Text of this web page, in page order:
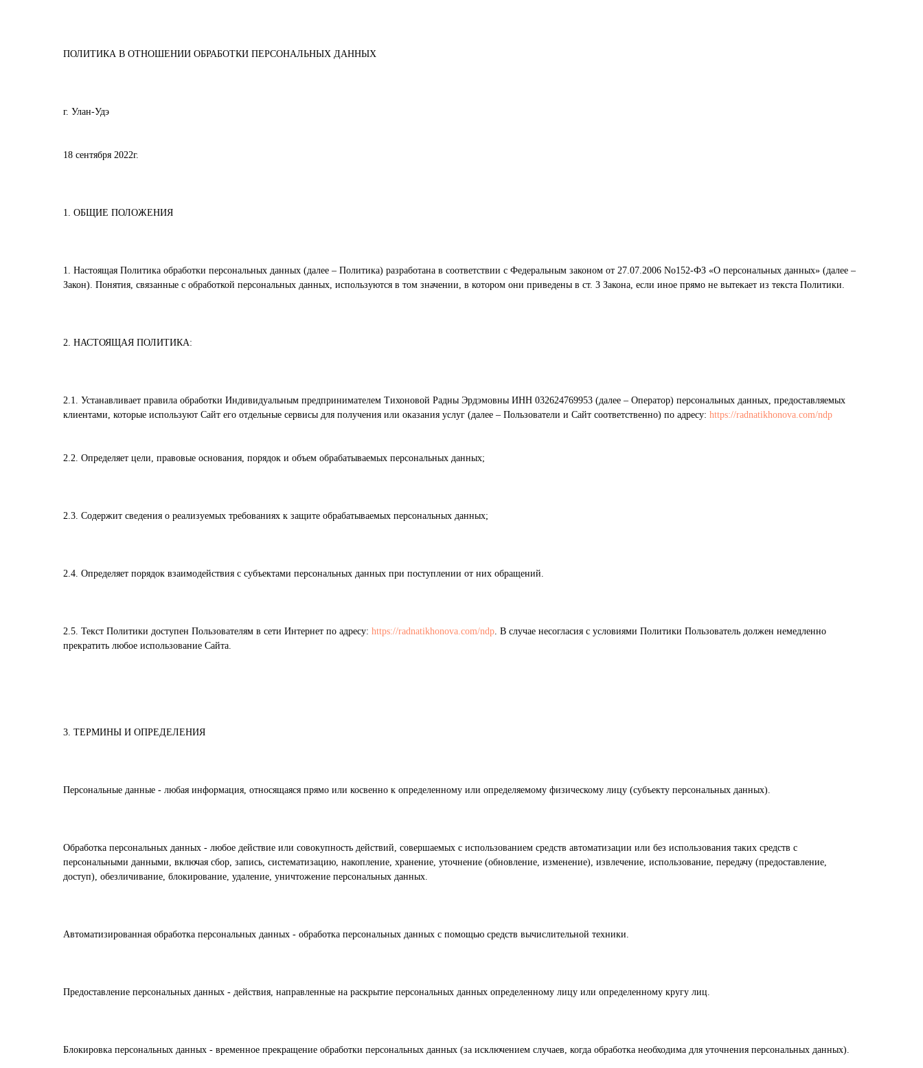
ПОЛИТИКА В ОТНОШЕНИИ ОБРАБОТКИ ПЕРСОНАЛЬНЫХ ДАННЫХ
г. Улан-Удэ
18 сентября 2022г.
1. ОБЩИЕ ПОЛОЖЕНИЯ
1. Настоящая Политика обработки персональных данных (далее – Политика) разработана в соответствии с Федеральным законом от 27.07.2006 No152-ФЗ «О персональных данных» (далее –
Закон). Понятия, связанные с обработкой персональных данных, используются в том значении, в котором они приведены в ст. 3 Закона, если иное прямо не вытекает из текста Политики.
2. НАСТОЯЩАЯ ПОЛИТИКА:
2.1. Устанавливает правила обработки Индивидуальным предпринимателем Тихоновой Радны Эрдэмовны ИНН 032624769953 (далее – Оператор) персональных данных, предоставляемых
клиентами, которые используют Сайт его отдельные сервисы для получения или оказания услуг (далее – Пользователи и Сайт соответственно) по адресу: https://radnatikhonova.com/ndp
2.2. Определяет цели, правовые основания, порядок и объем обрабатываемых персональных данных;
2.3. Содержит сведения о реализуемых требованиях к защите обрабатываемых персональных данных;
2.4. Определяет порядок взаимодействия с субъектами персональных данных при поступлении от них обращений.
2.5. Текст Политики доступен Пользователям в сети Интернет по адресу: https://radnatikhonova.com/ndp. В случае несогласия с условиями Политики Пользователь должен немедленно
прекратить любое использование Сайта.
3. ТЕРМИНЫ И ОПРЕДЕЛЕНИЯ
Персональные данные - любая информация, относящаяся прямо или косвенно к определенному или определяемому физическому лицу (субъекту персональных данных).
Обработка персональных данных - любое действие или совокупность действий, совершаемых с использованием средств автоматизации или без использования таких средств с
персональными данными, включая сбор, запись, систематизацию, накопление, хранение, уточнение (обновление, изменение), извлечение, использование, передачу (предоставление,
доступ), обезличивание, блокирование, удаление, уничтожение персональных данных.
Автоматизированная обработка персональных данных - обработка персональных данных с помощью средств вычислительной техники.
Предоставление персональных данных - действия, направленные на раскрытие персональных данных определенному лицу или определенному кругу лиц.
Блокировка персональных данных - временное прекращение обработки персональных данных (за исключением случаев, когда обработка необходима для уточнения персональных данных).